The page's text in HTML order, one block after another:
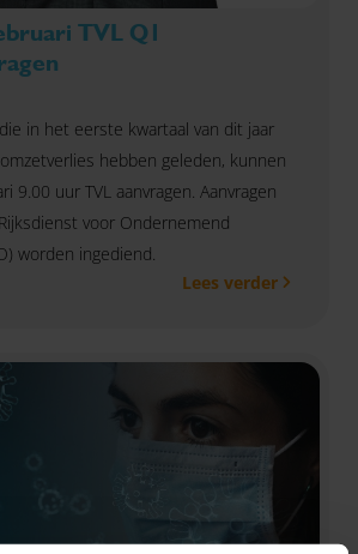
TVL Q1
in het eerste kwartaal van dit jaar
hebben geleden, kunnen
9.00 uur TVL aanvragen. Aanvragen
voor Ondernemend
worden ingediend.
Lees verder